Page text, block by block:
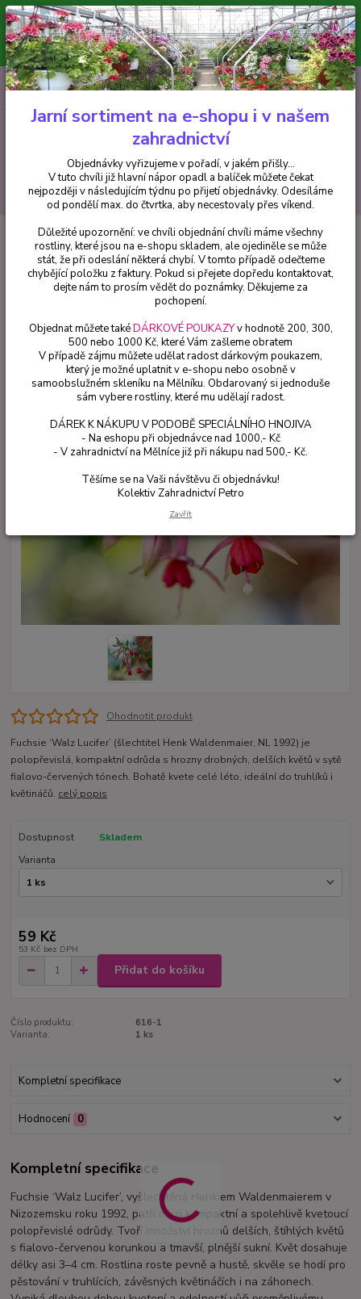
Minimální hodnota pro odeslání z e-shopu je 300 Kč.
V tuto chvíli již hlavní nápor objednávek opadl a balíček můžete čekat
nejpozději v následujícím týdnu po přijetí objednávky. Objednávky
vyřizujeme v pořadí, v jakém přišly...
CZK
Hledat
+420 602 223 614 0ks
za0 Kč
Fuchsie Walz Lucifer Fuchsie - 1 ks
Walz Lucifer Fuchsie - 1 ks
Ohodnotit produkt
Fuchsie ‘Walz Lucifer’ (šlechtitel Henk Waldenmaier, NL 1992) je
polopřevislá, kompaktní odrůda s hrozny drobných, delších květů v sytě
fialovo-červených tónech. Bohatě kvete celé léto, ideální do truhlíků i
květináčů. celý popis
Dostupnost
Skladem
Varianta
59 Kč
53 Kč bez DPH
Přidat do košíku
Číslo produktu:
616-1
Varianta:
1 ks
Kompletní specifikace
Hodnocení 0
Kompletní specifikace
Fuchsie ‘Walz Lucifer’, vyšlechtěná Henkiem Waldenmaierem v
Nizozemsku roku 1992, patří mezi kompaktní a spolehlivě kvetoucí
polopřevislé odrůdy. Tvoří množství hroznů delších, štíhlých květů
s fialovo-červenou korunkou a tmavší, plnější sukní. Květ dosahuje
délky asi 3–4 cm. Rostlina roste pevně a hustě, skvěle se hodí pro
pěstování v truhlících, závěsných květináčích i na záhonech.
Jarní sortiment na e-shopu i v našem
zahradnictví
Objednávky vyřizujeme v pořadí, v jakém přišly...
V tuto chvíli již hlavní nápor opadl a balíček můžete čekat
nejpozději v následujícím týdnu po přijetí objednávky. Odesíláme
od pondělí max. do čtvrtka, aby necestovaly přes víkend.
Důležité upozornění: ve chvíli objednání chvíli máme všechny
rostliny, které jsou na e-shopu skladem, ale ojediněle se může
stát, že při odeslání některá chybí. V tomto případě odečteme
chybějící položku z faktury. Pokud si přejete dopředu kontaktovat,
dejte nám to prosím vědět do poznámky. Děkujeme za
pochopení.
Objednat můžete takéDÁRKOVÉ POUKAZYv hodnotě 200, 300,
500 nebo 1000 Kč, které Vám zašleme obratem
V případě zájmu můžete udělat radost dárkovým poukazem,
který je možné uplatnit v e-shopu nebo osobně v
samoobslužném skleníku na Mělníku. Obdarovaný si jednoduše
sám vybere rostliny, které mu udělají radost.
DÁREK K NÁKUPU V PODOBĚ SPECIÁLNÍHO HNOJIVA
- Na eshopu při objednávce nad 1000,- Kč
- V zahradnictví na Mělníce již při nákupu nad 500,- Kč.
Těšíme se na Vaši návštěvu či objednávku!
Kolektiv Zahradnictví Petro
Zavřít